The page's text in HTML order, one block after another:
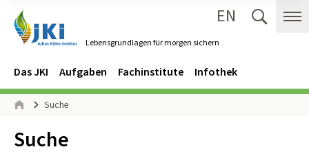
Lebensgrundlagen für morgen sichern
EN
Navigation
Hauptmenü
Das JKI Aufgaben Fachinstitute Infothek
Seitenpfad
Suche
Inhalt:
Suche